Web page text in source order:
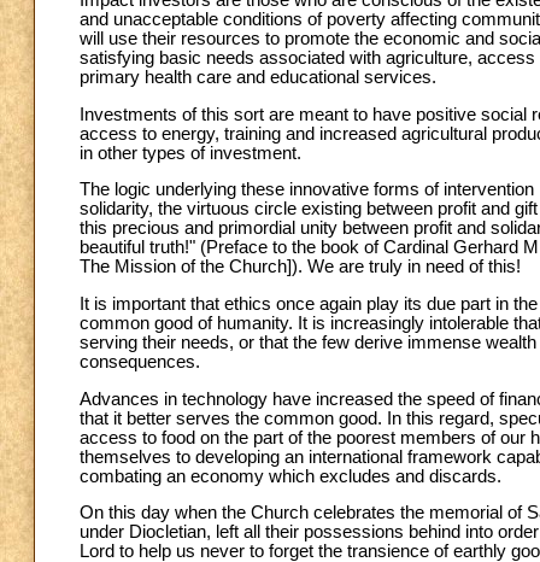
and unacceptable conditions of poverty affecting
will use their resources to promote the economic and
satisfying basic needs associated with agriculture,
primary health care and educational services.
Investments of this sort are meant to have positive
access to energy, training and increased agricultural
in other types of investment.
The logic underlying these innovative forms of
solidarity, the virtuous circle existing between profit and
this precious and primordial unity between profit and
beautiful truth!" (Preface to the book of Cardinal Gerhard
The Mission of the Church]). We are truly in need of this!
It is important that ethics once again play its due part in
common good of humanity. It is increasingly intolerable
serving their needs, or that the few derive immense
consequences.
Advances in technology have increased the speed of
that it better serves the common good. In this regard,
access to food on the part of the poorest members of our
themselves to developing an international framework
combating an economy which excludes and discards.
On this day when the Church celebrates the memorial of
under Diocletian, left all their possessions behind into
Lord to help us never to forget the transience of earthly